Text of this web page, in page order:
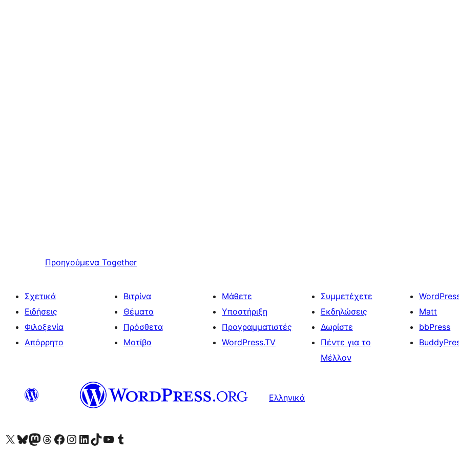
Προηγούμενα Together
Σχετικά
Ειδήσεις
Φιλοξενία
Απόρρητο
Βιτρίνα
Θέματα
Πρόσθετα
Μοτίβα
Μάθετε
Υποστήριξη
Προγραμματιστές
WordPress.TV
Συμμετέχετε
Εκδηλώσεις
Δωρίστε
Πέντε για το
Μέλλον
Matt
bbPress
Ελληνικά
Visit our X (formerly Twitter) account
Visit our Bluesky account
Επισκεφθείτε τον λογαριασμό μας στο Mastodon
Visit our Threads account
Επισκεφτείτε τη σελίδα μας στο Facebook
Επισκεφθείτε τον λογαριασμό μας Instagram
Επισκεφθείτε τον λογαριασμό μας LinkedIn
Visit our TikTok account
Visit our YouTube channel
Visit our Tumblr account